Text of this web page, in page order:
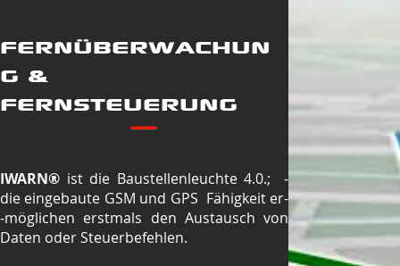
FERNÜBERWACHUN
G &
FERNSTEUERUNG
IWARN® ist die Baustellenleuchte 4.0.; -
die eingebaute GSM und GPS Fähigkeit er-
-möglichen erstmals den Austausch von
Daten oder Steuerbefehlen.